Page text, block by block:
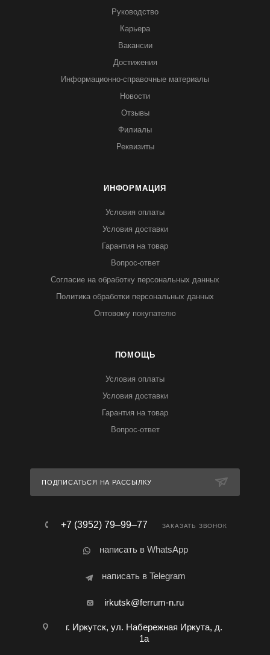
Руководство
Карьера
Вакансии
Достижения
Информационно-справочные материалы
Новости
Отзывы
Филиалы
Реквизиты
ИНФОРМАЦИЯ
Условия оплаты
Условия доставки
Гарантия на товар
Вопрос-ответ
Согласие на обработку персональных данных
Политика обработки персональных данных
Оптовому покупателю
ПОМОЩЬ
Условия оплаты
Условия доставки
Гарантия на товар
Вопрос-ответ
ПОДПИСАТЬСЯ НА РАССЫЛКУ
+7 (3952) 79‒99‒77 ЗАКАЗАТЬ ЗВОНОК
написать в WhatsApp
написать в Telegram
irkutsk@ferrum-n.ru
г. Иркутск, ул. Набережная Иркута, д.
1а